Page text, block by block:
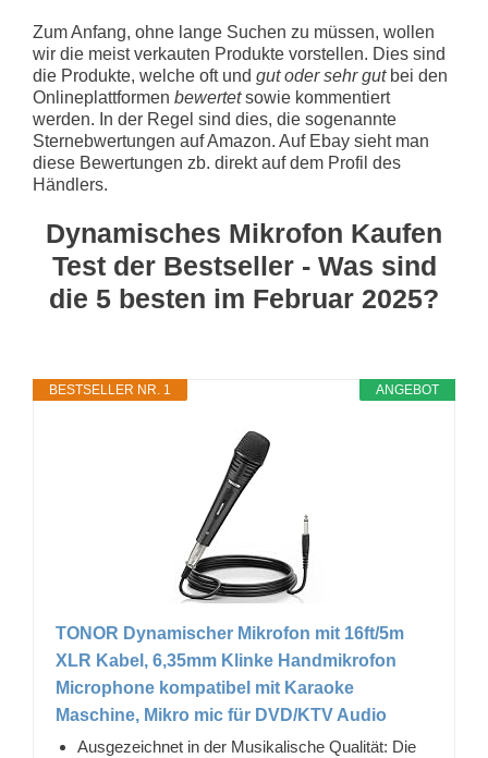
Zum Anfang, ohne lange Suchen zu müssen, wollen
wir die meist verkauten Produkte vorstellen. Dies sind
die Produkte, welche oft und gut oder sehr gutbei den
Onlineplattformen bewertetsowie kommentiert
werden. In der Regel sind dies, die sogenannte
Sternebwertungen auf Amazon. Auf Ebay sieht man
diese Bewertungen zb. direkt auf dem Profil des
Händlers.
Dynamisches Mikrofon Kaufen
Test der Bestseller - Was sind
die 5 besten im Februar 2025?
ANGEBOT
BESTSELLER NR. 1
TONOR Dynamischer Mikrofon mit 16ft/5m
XLR Kabel, 6,35mm Klinke Handmikrofon
Microphone kompatibel mit Karaoke
Maschine, Mikro mic für DVD/KTV Audio
Ausgezeichnet in der Musikalische Qualität: Die